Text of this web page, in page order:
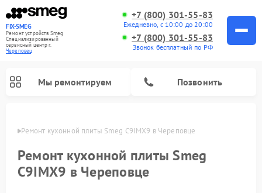
FIX-SMEG
Ремонт устройств Smeg
Специализированный
cервисный центр г.
Череповец
+7 (800) 301-55-83
Ежедневно, с 10:00 до 20:00
+7 (800) 301-55-83
Звонок бесплатный по РФ
Мы ремонтируем Позвонить
Ремонт кухонной плиты Smeg C9IMX9 в Череповце
Ремонт кухонной плиты Smeg
C9IMX9 в Череповце